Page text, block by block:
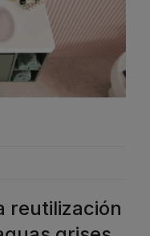
reutilización